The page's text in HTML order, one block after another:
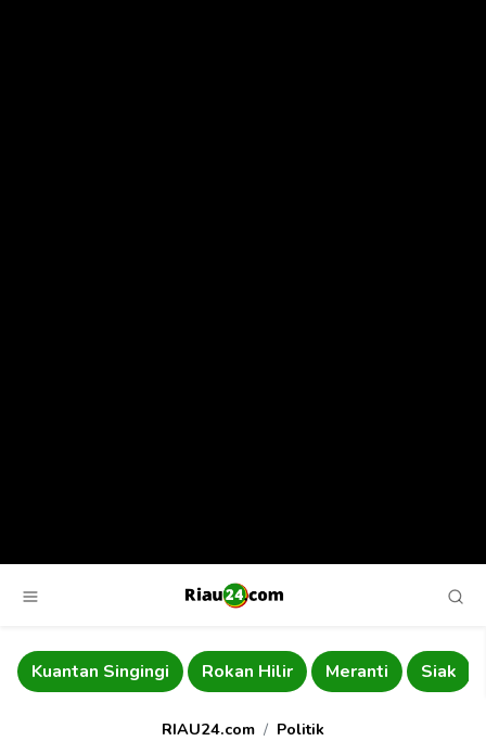
Kuantan Singingi Rokan Hilir Meranti Siak
RIAU24.com Politik